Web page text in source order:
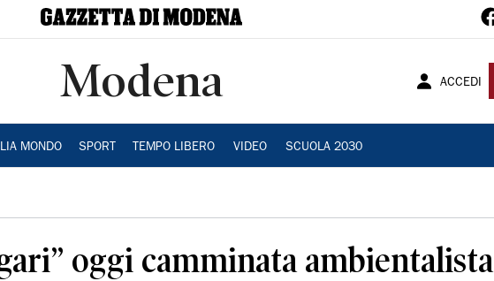
Modena ACCEDI
MONDO SPORT TEMPO LIBERO VIDEO SCUOLA 2030
oggi camminata ambientalista